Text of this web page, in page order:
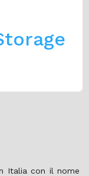
Italia con il nome